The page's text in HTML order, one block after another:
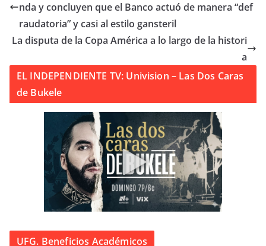
nda y concluyen que el Banco actuó de manera “def
raudatoria” y casi al estilo gansteril
La disputa de la Copa América a lo largo de la histori
a
EL INDEPENDIENTE TV: Univision – Las Dos Caras
de Bukele
UFG. Beneficios Académicos